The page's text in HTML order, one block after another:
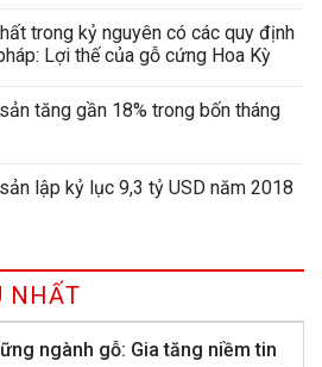
trong kỷ nguyên có các quy định
Lợi thế của gỗ cứng Hoa Kỳ
tăng gần 18% trong bốn tháng
lập kỷ lục 9,3 tỷ USD năm 2018
NHẤT
ngành gỗ: Gia tăng niềm tin